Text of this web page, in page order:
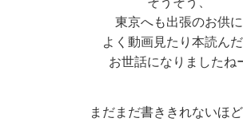
東京へも出張のお供に
よく動画見たり本読んだ
お世話になりましたね
まだまだ書ききれないほど